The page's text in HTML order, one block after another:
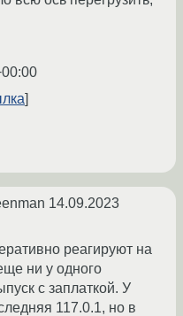
14.09.2023
реагируют на
ни у одного
с заплаткой. У
117.0.1, но в